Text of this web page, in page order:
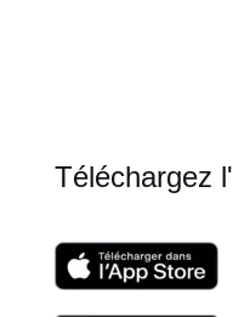
Téléchargez